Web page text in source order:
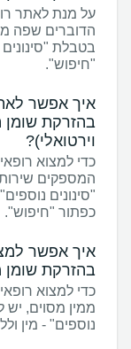
על מנת לאתר
הדוברים שפה
בטבלת
"חיפוש".
איך אפשר
בהזרקת שומן
וירטואלי)?
כדי למצוא
המספקים שירות
"סינונים
כפתור "חיפוש".
איך אפשר
בהזרקת שומן
כדי למצוא
ממין מסוים, יש
נוספים" - מין